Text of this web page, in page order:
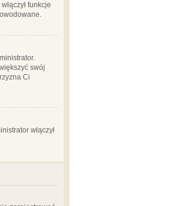
funkcje
swój
Ci
włączył